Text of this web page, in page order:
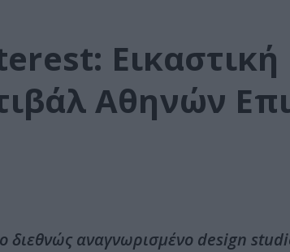
Εικαστική
Αθηνών
αναγνωρισμένο design